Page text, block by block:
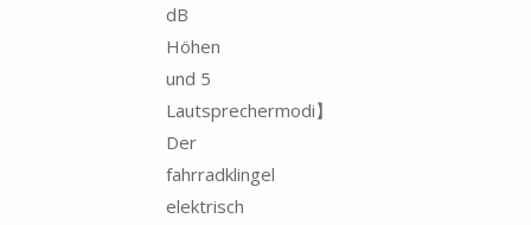
dB
Höhen
und 5
Lautsprechermodi】
Der
fahrradklingel
elektrisch